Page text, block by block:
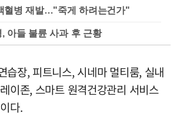
혈병 재발…"죽게 하려는건가"
아들 불륜 사과 후 근황
습장, 피트니스, 시네마 멀티룸, 실내
이존, 스마트 원격건강관리 서비스
다.